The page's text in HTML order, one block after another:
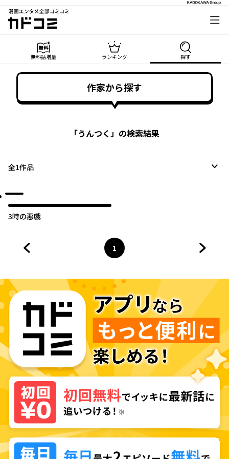
漫画エンタメ全部コミコミ
カドコミ
無料話増量 ランキング 探す
作家から探す
「うんつく」の検索結果
全1作品
3時の悪戯
ページ
1
へ